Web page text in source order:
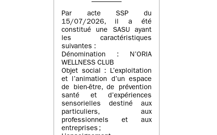
Par acte SSP du
15/07/2026, il a été
constitué une SASU ayant
les caractéristiques
suivantes :
Dénomination : N’ORIA
WELLNESS CLUB
Objet social : L’exploitation
et l’animation d’un espace
de bien-être, de prévention
santé et d’expériences
sensorielles destiné aux
particuliers, aux
professionnels et aux
entreprises ;